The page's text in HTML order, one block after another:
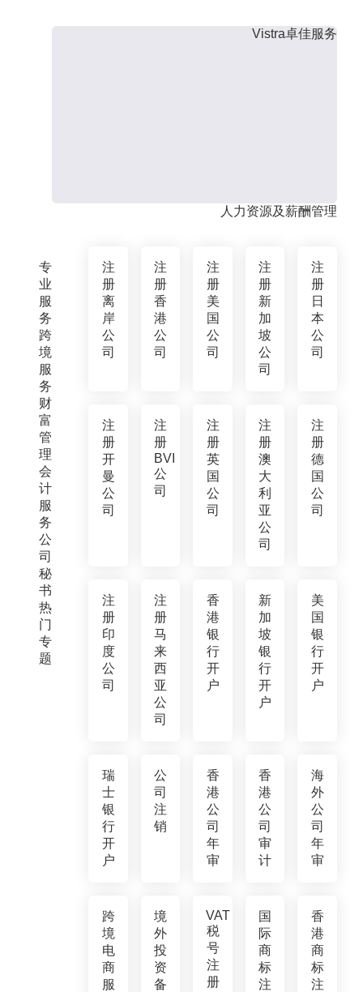
专
业
服
务
跨
境
服
务
财
富
管
理
会
计
服
务
公
司
秘
书
热
门
专
题
Vistra卓佳服务
人力资源及薪酬管理
注
册
离
岸
公
司
注
册
香
港
公
司
注
册
美
国
公
司
注
册
新
加
坡
公
司
注
册
日
本
公
司
注
册
开
曼
公
司
注
册
BVI
公
司
注
册
英
国
公
司
注
册
澳
大
利
亚
公
司
注
册
德
国
公
司
注
册
印
度
公
司
注
册
马
来
西
亚
公
司
香
港
银
行
开
户
新
加
坡
银
行
开
户
美
国
银
行
开
户
瑞
士
银
行
开
户
公
司
注
销
香
港
公
司
年
审
香
港
公
司
审
计
海
外
公
司
年
审
跨
境
电
商
服
境
外
投
资
备
VAT
税
号
注
册
国
际
商
标
注
香
港
商
标
注